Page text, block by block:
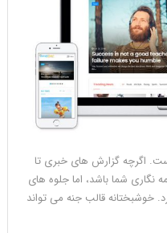
اگرچه گزارش های خبری تا
نگاری شما باشد، اما جلوه های
قالب جنه می تواند